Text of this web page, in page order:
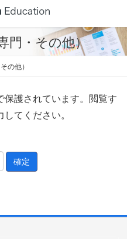
門・その他）
の他）
保護されています。閲覧す
てください。